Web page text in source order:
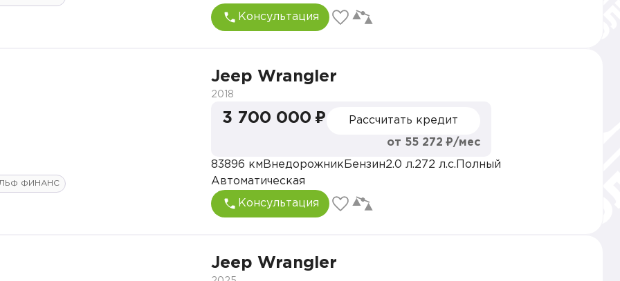
Консультация
ФИНАНС
Jeep Wrangler
2018
3 700 000 ₽ Рассчитать кредит
от 55 272 ₽/мес
83896 км Внедорожник Бензин2.0 л.272 л.с. Полный
Автоматическая
Консультация
Jeep Wrangler